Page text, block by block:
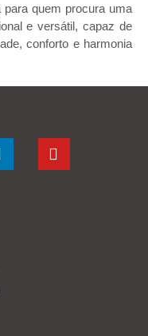
para quem procura uma
e versátil, capaz de
conforto e harmonia